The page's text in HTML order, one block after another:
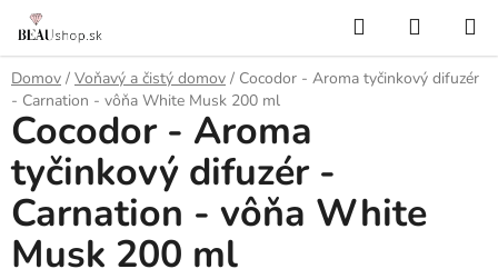
Prejsť
obsah
Hľadať
KOŠÍK
Domov / Voňavý a čistý domov / Cocodor - Aroma tyčinkový difuzér
- Carnation - vôňa White Musk 200 ml
Cocodor - Aroma
tyčinkový difuzér -
Carnation - vôňa White
Musk 200 ml